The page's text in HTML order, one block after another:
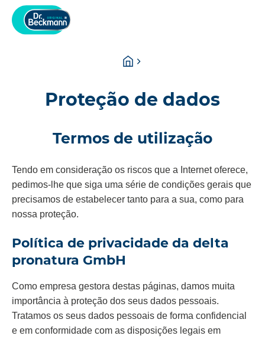
Homepage
Proteção de dados
Termos de utilização
Tendo em consideração os riscos que a Internet oferece,
pedimos-lhe que siga uma série de condições gerais que
precisamos de estabelecer tanto para a sua, como para
nossa proteção.
Política de privacidade da delta
pronatura GmbH
Como empresa gestora destas páginas, damos muita
importância à proteção dos seus dados pessoais.
Tratamos os seus dados pessoais de forma confidencial
e em conformidade com as disposições legais em